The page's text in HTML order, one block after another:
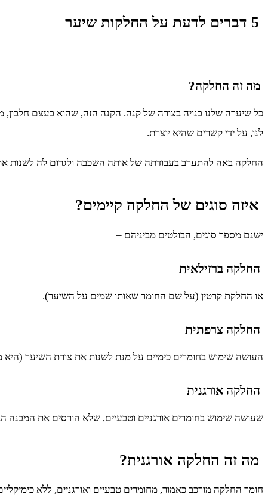
5 דברים לדעת על החלקות שיער
מה זה החלקה?
לנו, על ידי קשרים שהיא יוצרת.
החלקה באה להתערב בעבודתה של אותה השכבה ולגרום לה לשנות
איזה סוגים של החלקה קיימים?
ישנם מספר סוגים, הבולטים מביניהם –
החלקה ברזילאית
או החלקת קרטין (על שם החומר שאותו שמים על השיער).
החלקה צרפתית
העושה שימוש בחומרים כימיים על מנת לשנות את צורת השיער
החלקה אורגנית
שעושה שימוש בחומרים אורגניים וטבעיים, שלא הורסים את המבנה
מה זה החלקה אורגנית?
חומר החלקה מורכב כאמור, מחומרים טבעיים ואורגניים, ללא